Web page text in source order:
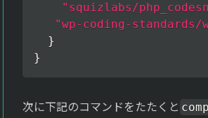
"squizlabs/
"wp-coding-standards/
}
}
次に下記のコマンドをたたくと